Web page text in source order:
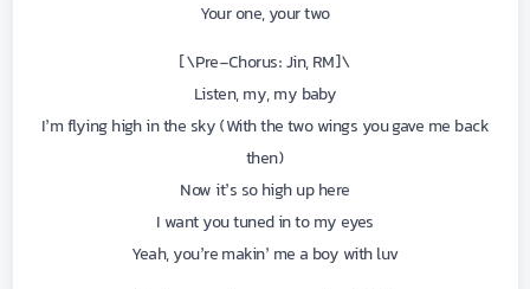
Your one, your two
\[Pre-Chorus: Jin, RM\]
Listen, my, my baby
I’m flying high in the sky (With the two wings you gave me back
then)
Now it’s so high up here
I want you tuned in to my eyes
Yeah, you’re makin’ me a boy with luv